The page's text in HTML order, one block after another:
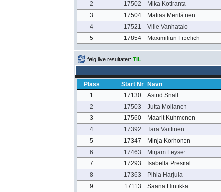
2
17502
Mika Kotiranta
3
17504
Matias Meriläinen
4
17521
Ville Vanhatalo
5
17854 Maximilian Froelich
følg live resultater: TIL
Plass Start Nr
Navn
1
17130
Astrid Snäll
2
17503
Jutta Moilanen
3
17560
Maarit Kuhmonen
4
17392
Tara Vaittinen
5
17347
Minja Korhonen
6
17463
Mirjam Leyser
7
17293
Isabella Presnal
8
17363
Pihla Harjula
9
17113 Saana Hintikka